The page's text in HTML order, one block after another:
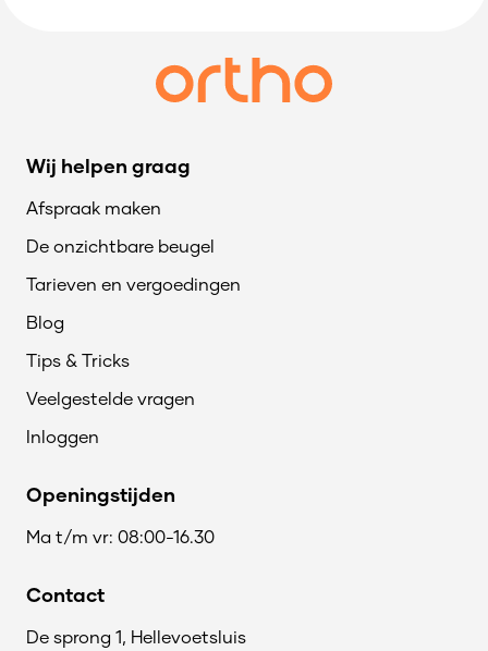
Wij helpen graag
Afspraak maken
De onzichtbare beugel
Tarieven en vergoedingen
Blog
Tips & Tricks
Veelgestelde vragen
Inloggen
Openingstijden
Ma t/m vr: 08:00-16.30
Contact
De sprong 1, Hellevoetsluis